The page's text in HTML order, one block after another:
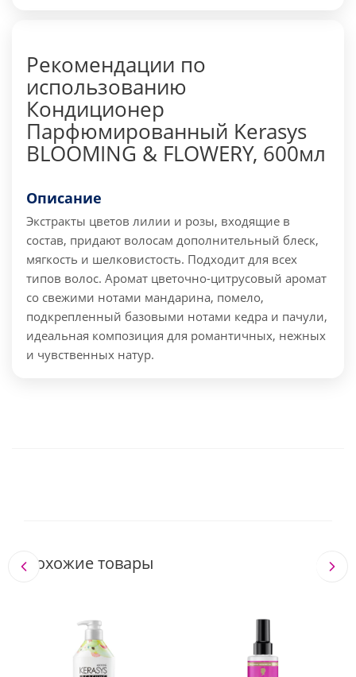
Рекомендации по
использованию
Кондиционер
Парфюмированный Kerasys
BLOOMING & FLOWERY, 600мл
Описание
Экстракты цветов лилии и розы, входящие в
состав, придают волосам дополнительный блеск,
мягкость и шелковистость. Подходит для всех
типов волос. Аромат цветочно-цитрусовый аромат
со свежими нотами мандарина, помело,
подкрепленный базовыми нотами кедра и пачули,
идеальная композиция для романтичных, нежных
и чувственных натур.
Похожие товары